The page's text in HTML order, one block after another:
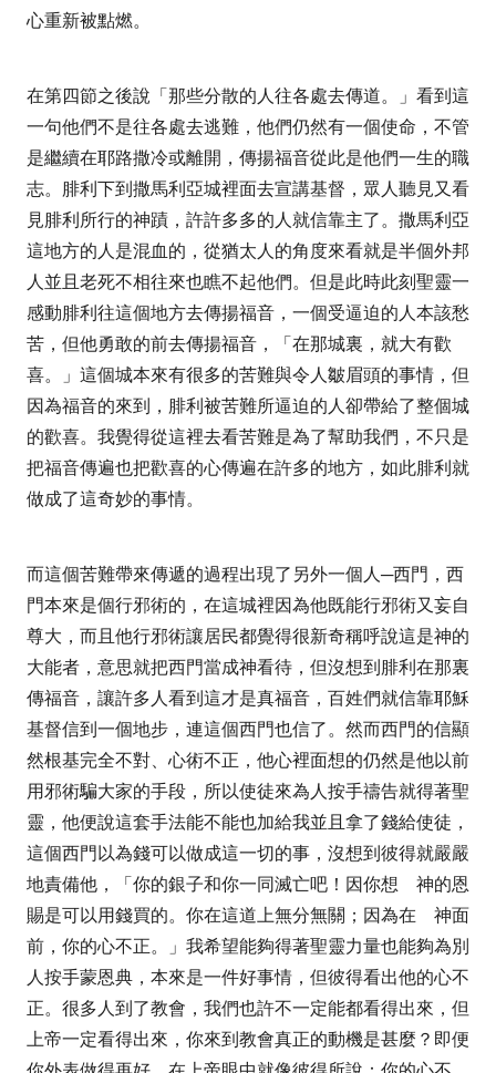
心重新被點燃。
在第四節之後說「那些分散的人往各處去傳道。
」看到這
一句他們不是往各處去逃難，他們仍然有一個使命，不管
是繼續在耶路撒冷或離開，傳揚福音從此是他們一生的職
志。腓利下到撒馬利亞城裡面去宣講基督，眾人聽見又看
見腓利所行的神蹟，許許多多的人就信靠主了。撒馬利亞
這地方的人是混血的，從猶太人的角度來看就是半個外邦
人並且老死不相往來也瞧不起他們。但是此時此刻聖靈一
感動腓利往這個地方去傳揚福音，一個受逼迫的人本該愁
苦，但他勇敢的前去傳揚福音，「在那城裏，就大有歡
喜。」 這個城本來有很多的苦難與令人皺眉頭的事情，但
因為福音的來到，腓利被苦難所逼迫的人卻帶給了整個城
的歡喜。我覺得從這裡去看苦難是為了幫助我們，不只是
把福音傳遍也把歡喜的心傳遍在許多的地方，如此腓利就
做成了這奇妙的事情。
而這個苦難帶來傳遞的過程出現了另外一個人─西門，西
門本來是個行邪術的，在這城裡因為他既能行邪術又妄自
尊大，而且他行邪術讓居民都覺得很新奇稱呼說這是神的
大能者，意思就把西門當成神看待，但沒想到腓利在那裏
傳福音，讓許多人看到這才是真福音，百姓們就信靠耶穌
基督信到一個地步，連這個西門也信了。然而西門的信顯
然根基完全不對、心術不正，他心裡面想的仍然是他以前
用邪術騙大家的手段，所以使徒來為人按手禱告就得著聖
靈，他便說這套手法能不能也加給我並且拿了錢給使徒，
這個西門以為錢可以做成這一切的事，沒想到彼得就嚴嚴
地責備他，
「你的銀子和你一同滅亡吧！因你想 神的恩
賜是可以用錢買的。你在這道上無分無關；因為在 神面
前，你的心不正。
」我希望能夠得著聖靈力量也能夠為別
人按手蒙恩典，本來是一件好事情，但彼得看出他的心不
正。很多人到了教會，我們也許不一定能都看得出來，但
上帝一定看得出來，你來到教會真正的動機是甚麼？即便